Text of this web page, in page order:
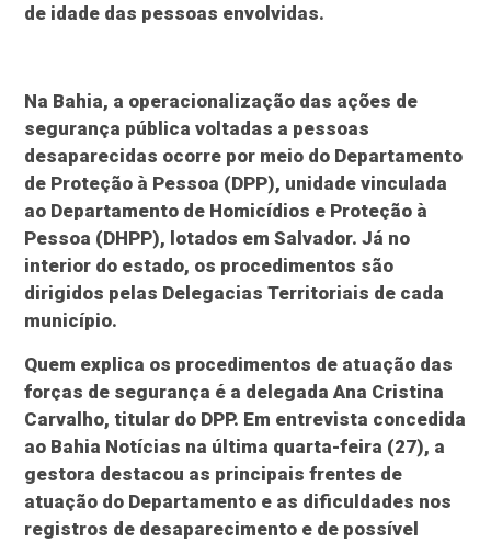
de idade das pessoas envolvidas.
Na Bahia, a operacionalização das ações de
segurança pública voltadas a pessoas
desaparecidas ocorre por meio do Departamento
de Proteção à Pessoa (DPP), unidade vinculada
ao Departamento de Homicídios e Proteção à
Pessoa (DHPP), lotados em Salvador. Já no
interior do estado, os procedimentos são
dirigidos pelas Delegacias Territoriais de cada
município.
Quem explica os procedimentos de atuação das
forças de segurança é a delegada Ana Cristina
Carvalho, titular do DPP. Em entrevista concedida
ao Bahia Notícias na última quarta-feira (27), a
gestora destacou as principais frentes de
atuação do Departamento e as dificuldades nos
registros de desaparecimento e de possível